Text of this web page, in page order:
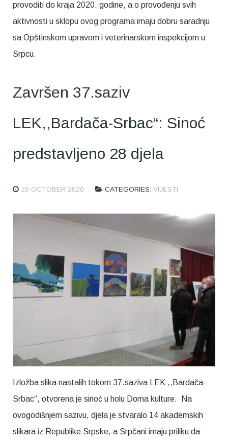
provoditi do kraja 2020. godine, a o provođenju svih
aktivnosti u sklopu ovog programa imaju dobru saradnju
sa Opštinskom upravom i veterinarskom inspekcijom u
Srpcu.
Završen 37.saziv
LEK,,Bardača-Srbac“: Sinoć
predstavljeno 28 djela
10 OCTOBER 2020 CATEGORIES: VIJESTI
Izložba slika nastalih tokom 37.saziva LEK ,,Bardača-
Srbac“, otvorena je sinoć u holu Doma kulture. Na
ovogodišnjem sazivu, djela je stvaralo 14 akademskih
slikara iz Republike Srpske, a Srpčani imaju priliku da